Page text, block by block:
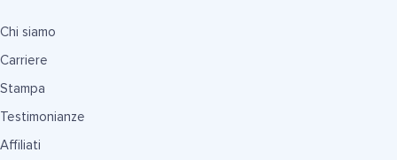
Chi siamo
Carriere
Stampa
Testimonianze
Affiliati